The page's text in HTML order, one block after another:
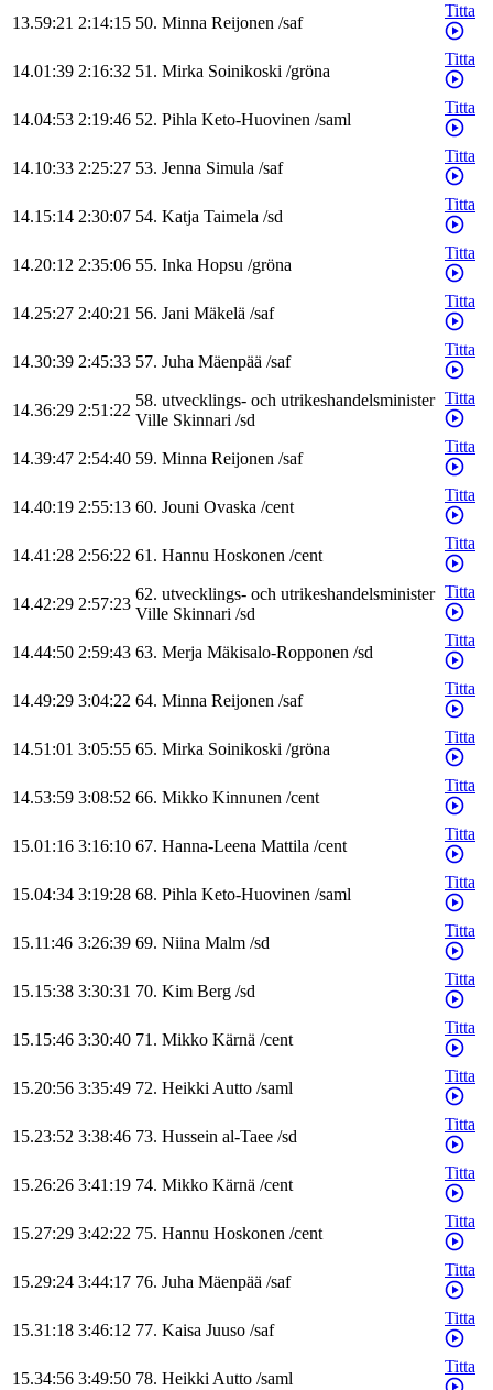
13.59:21 2:14:15 50. Minna Reijonen /saf
Titta
14.01:39 2:16:32 51. Mirka Soinikoski /gröna
Titta
14.04:53 2:19:46 52. Pihla Keto-Huovinen /saml
Titta
14.10:33 2:25:27 53. Jenna Simula /saf
Titta
14.15:14 2:30:07 54. Katja Taimela /sd
Titta
14.20:12 2:35:06 55. Inka Hopsu /gröna
Titta
14.25:27 2:40:21 56. Jani Mäkelä /saf
Titta
14.30:39 2:45:33 57. Juha Mäenpää /saf
Titta
14.36:29 2:51:22
58. utvecklings- och utrikeshandelsminister
Ville Skinnari /sd
Titta
14.39:47 2:54:40 59. Minna Reijonen /saf
Titta
14.40:19 2:55:13 60. Jouni Ovaska /cent
Titta
14.41:28 2:56:22 61. Hannu Hoskonen /cent
Titta
14.42:29 2:57:23
62. utvecklings- och utrikeshandelsminister
Ville Skinnari /sd
Titta
14.44:50 2:59:43 63. Merja Mäkisalo-Ropponen /sd
Titta
14.49:29 3:04:22 64. Minna Reijonen /saf
Titta
14.51:01 3:05:55 65. Mirka Soinikoski /gröna
Titta
14.53:59 3:08:52 66. Mikko Kinnunen /cent
Titta
15.01:16 3:16:10 67. Hanna-Leena Mattila /cent
Titta
15.04:34 3:19:28 68. Pihla Keto-Huovinen /saml
Titta
15.11:46 3:26:39 69. Niina Malm /sd
Titta
15.15:38 3:30:31 70. Kim Berg /sd
Titta
15.15:46 3:30:40 71. Mikko Kärnä /cent
Titta
15.20:56 3:35:49 72. HeikkiAutto /saml
Titta
15.23:52 3:38:46 73. Hussein al-Taee /sd
Titta
15.26:26 3:41:19 74. Mikko Kärnä /cent
Titta
15.27:29 3:42:22 75. Hannu Hoskonen /cent
Titta
15.29:24 3:44:17 76. Juha Mäenpää /saf
Titta
15.31:18 3:46:12 77. Kaisa Juuso /saf
Titta
15.34:56 3:49:50 78. HeikkiAutto /saml
Titta